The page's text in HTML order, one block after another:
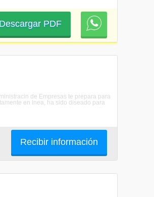
Descargar PDF
de Empresas te prepara para
en lnea, ha sido diseado para
Recibir información